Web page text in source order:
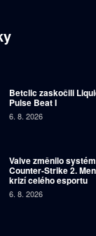
Betclic zaskočili
Pulse Beat I
6. 8. 2026
Valve změnilo
Counter-Strike 2.
krizí celého esportu
6. 8. 2026